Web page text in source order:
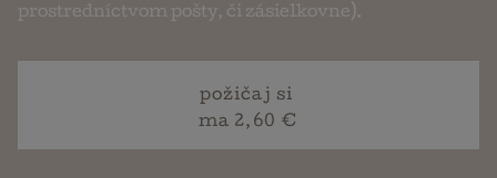
prostredníctvom pošty, či zásielkovne).
požičaj si
ma 2,60 €